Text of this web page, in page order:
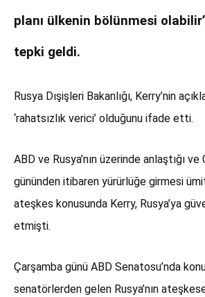
planı ülkenin bölünmesi
tepki geldi.
Rusya Dışişleri Bakanlığı, Kerry’nin
‘rahatsızlık verici’ olduğunu ifade etti.
ABD ve Rusya’nın üzerinde anlaştığı
gününden itibaren yürürlüğe girmesi
ateşkes konusunda Kerry, Rusya’ya
etmişti.
Çarşamba günü ABD Senatosu’nda
senatörlerden gelen Rusya’nın